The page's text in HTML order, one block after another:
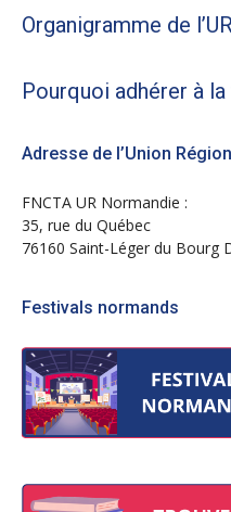
Organigramme de
Pourquoi adhérer à
Adresse de l’Union
FNCTA UR Normandie :
35, rue du Québec
76160 Saint-Léger du Bourg
Festivals normands